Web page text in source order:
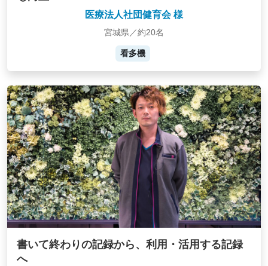
医療法人社団健育会 様
宮城県／約20名
看多機
書いて終わりの記録から、利用・活用する記録
へ